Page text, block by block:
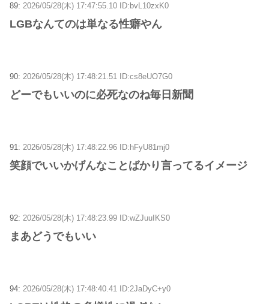
89: 2026/05/28(木) 17:47:55.10 ID:bvL10zxK0
LGBなんてのは単なる性癖やん
90: 2026/05/28(木) 17:48:21.51 ID:cs8eUO7G0
どーでもいいのに必死なのね毎日新聞
91: 2026/05/28(木) 17:48:22.96 ID:hFyU81mj0
笑顔でいいかげんなことばかり言ってるイメージ
92: 2026/05/28(木) 17:48:23.99 ID:wZJuuIKS0
まあどうでもいい
94: 2026/05/28(木) 17:48:40.41 ID:2JaDyC+y0